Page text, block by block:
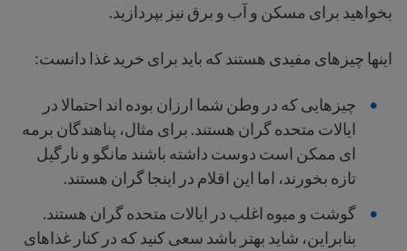
بخواهید برای مسکن و آب و برق نیز بپردازید.
اینها چیزهای مفیدی هستند که باید برای خرید غذا دانست:
چیزهایی که در وطن شما ارزان بوده اند احتمالا در
ایالات متحده گران هستند. برای مثال، پناهندگان برمه
ای ممکن است دوست داشته باشند مانگو و نارگیل
تازه بخورند، اما این اقلام در اینجا گران هستند.
گوشت و میوه اغلب در ایالات متحده گران هستند.
بنابراین، شاید بهتر باشد سعی کنید که در کنار غذاهای